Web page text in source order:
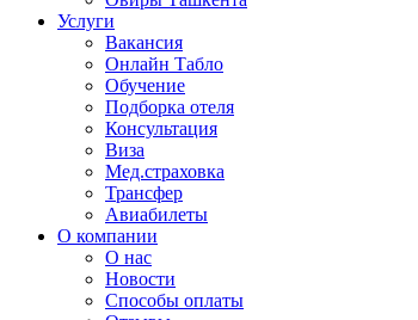
Услуги
Вакансия
Онлайн Табло
Обучение
Подборка отеля
Консультация
Виза
Мед.страховка
Трансфер
Авиабилеты
О компании
О нас
Новости
Способы оплаты